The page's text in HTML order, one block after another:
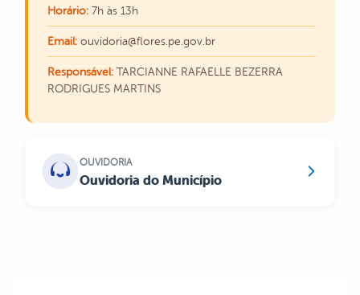
Horário: 7h às 13h
Email: ouvidoria@flores.pe.gov.br
Responsável: TARCIANNE RAFAELLE BEZERRA
RODRIGUES MARTINS
OUVIDORIA
Ouvidoria do Município